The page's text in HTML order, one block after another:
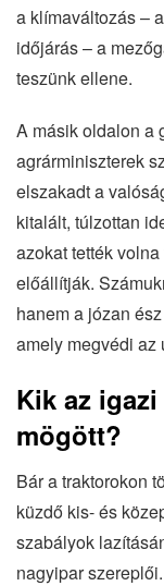
a klímaváltozás –
időjárás – a
teszünk ellene.
A másik oldalon a
agrárminiszterek
elszakadt a
kitalált, túlzottan
azokat tették
előállítják.
hanem a józan
amely megvédi az
Kik az
mögött?
Bár a traktorokon
küzdő kis- és
szabályok
nagyipar